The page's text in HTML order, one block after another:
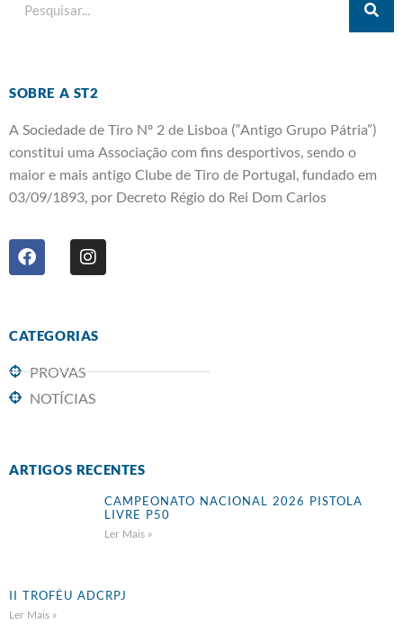
SOBRE A ST2
A Sociedade de Tiro Nº 2 de Lisboa (“Antigo Grupo Pátria”)
constitui uma Associação com fins desportivos, sendo o
maior e mais antigo Clube de Tiro de Portugal, fundado em
03/09/1893, por Decreto Régio do Rei Dom Carlos
CATEGORIAS
PROVAS
NOTÍCIAS
ARTIGOS RECENTES
CAMPEONATO NACIONAL 2026 PISTOLA
LIVRE P50
Ler Mais »
II TROFÉU ADCRPJ
Ler Mais »